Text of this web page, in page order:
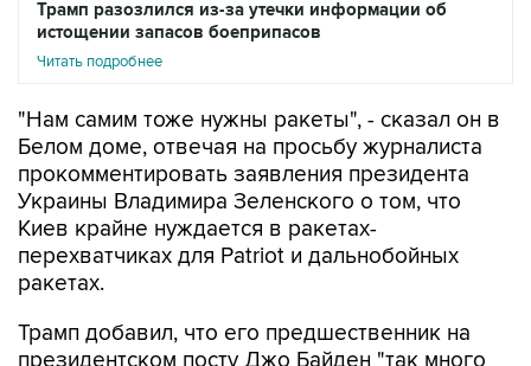
Читать подробнее
"Нам самим тоже нужны ракеты", - сказал он в
прокомментировать заявления президента
Украины Владимира Зеленского о том, что
Киев крайне нуждается в ракетах-
перехватчиках для Patriot и дальнобойных
ракетах.
Трамп добавил, что его предшественник на
всего им отдал".